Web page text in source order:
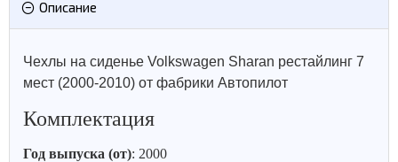
Описание
Чехлы на сиденье Volkswagen Sharan рестайлинг 7
мест (2000-2010) от фабрики Автопилот
Комплектация
Год выпуска (от): 2000